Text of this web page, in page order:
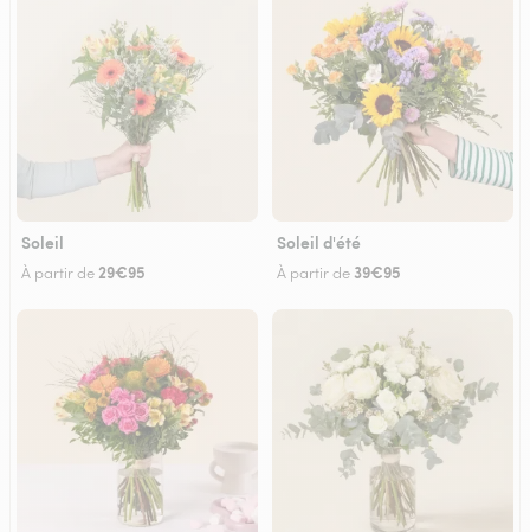
Soleil
À partir de29€95
Soleil d'été
À partir de 39€95